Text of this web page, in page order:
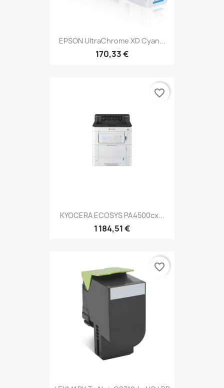
EPSON UltraChrome XD Cyan...
170,33 €
KYOCERA ECOSYS PA4500cx...
1 184,51 €
favorite_border
favorite_border